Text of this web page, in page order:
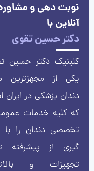
نوبت دهی و
آنلاین با
دکتر حسین تقوی
کلینیک دکتر حسین
یکی از مجهزترین
دندان پزشکی در
که کلیه خدمات
تخصصی دندان را با
گیری از پیشرفته
تجهیزات و